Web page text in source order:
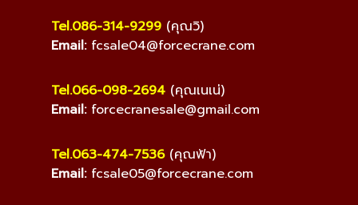
Tel.086-314-9299 (คุณวิ)
Email: fcsale04@forcecrane.com
Tel.066-098-2694 (คุณเนเน่)
Email: forcecranesale@gmail.com
Tel.063-474-7536(คุณฟ้า)
Email: fcsale05@forcecrane.com